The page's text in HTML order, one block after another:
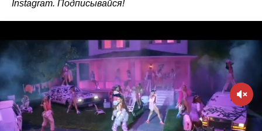
Instagram. Подписывайся!